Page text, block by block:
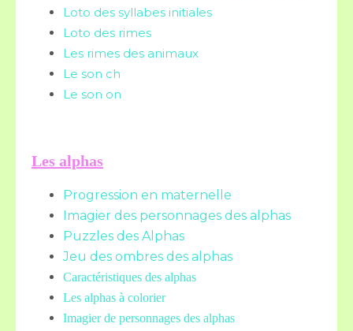
Loto des syllabes initiales
Loto des rimes
Les rimes des animaux
Le son ch
Le son on
Les alphas
Progression en maternelle
Imagier des personnages des alphas
Puzzles des Alphas
Jeu des ombres des alphas
Caractéristiques des alphas
Les alphas à colorier
Imagier de personnages des alphas